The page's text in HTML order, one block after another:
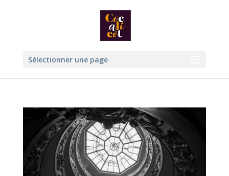
Sélectionner une page